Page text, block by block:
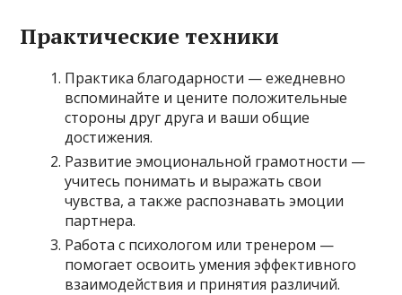
Практические техники
Практика благодарности — ежедневно
вспоминайте и цените положительные
стороны друг друга и ваши общие
достижения.
Развитие эмоциональной грамотности —
учитесь понимать и выражать свои
чувства, а также распознавать эмоции
партнера.
Работа с психологом или тренером —
помогает освоить умения эффективного
взаимодействия и принятия различий.